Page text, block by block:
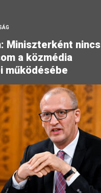
Miniszterként nincs
a közmédia
működésébe